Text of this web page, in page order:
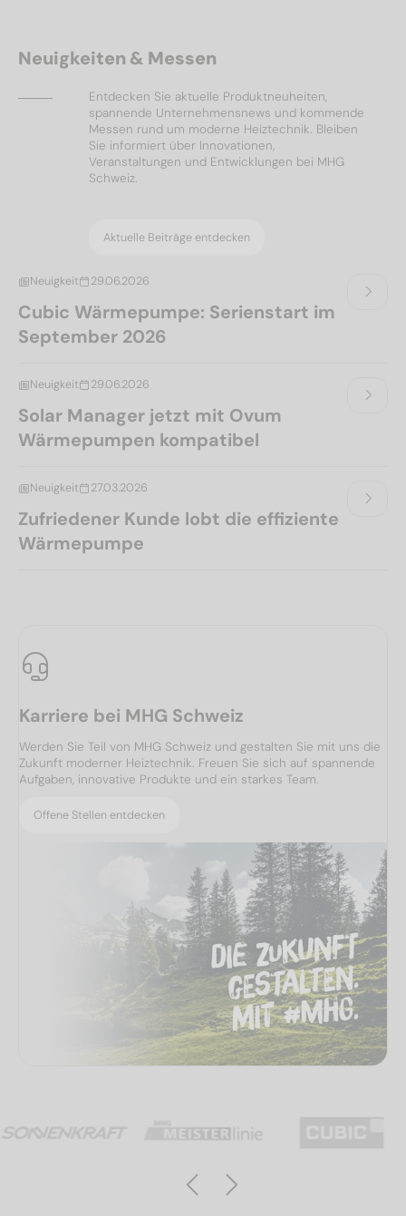
Neuigkeiten & Messen
Entdecken Sie aktuelle Produktneuheiten,
spannende Unternehmensnews und kommende
Messen rund um moderne Heiztechnik. Bleiben
Sie informiert über Innovationen,
Veranstaltungen und Entwicklungen bei MHG
Schweiz.
Aktuelle Beiträge entdecken
Neuigkeit 29.06.2026
Cubic Wärmepumpe: Serienstart im
September 2026
Neuigkeit 29.06.2026
Solar Manager jetzt mit Ovum
Wärmepumpen kompatibel
Neuigkeit 27.03.2026
Zufriedener Kunde lobt die effiziente
Wärmepumpe
Karriere bei MHG Schweiz
Werden Sie Teil von MHG Schweiz und gestalten Sie mit uns die
Zukunft moderner Heiztechnik. Freuen Sie sich auf spannende
Aufgaben, innovative Produkte und ein starkes Team.
Offene Stellen entdecken